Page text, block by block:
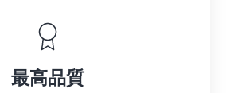
最高品質